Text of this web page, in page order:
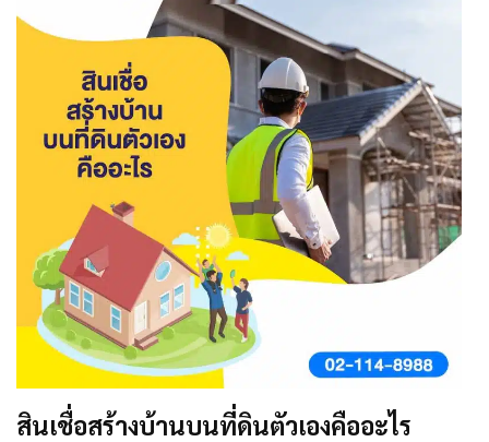
สินเชื่อสร้างบ้านบนที่ดินตัวเองคืออะไร